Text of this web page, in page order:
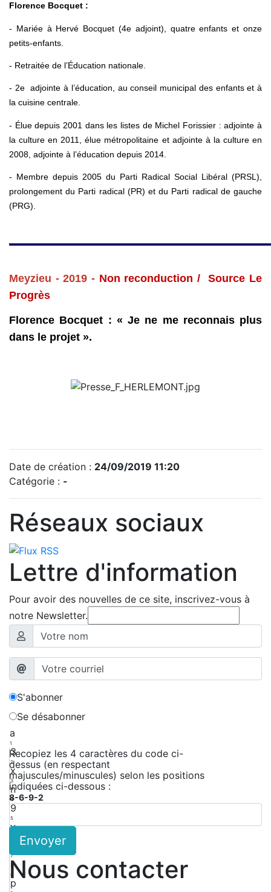
Florence Bocquet :
- Mariée à Hervé Bocquet (4e adjoint), quatre enfants et onze
petits-enfants.
- Retraitée de l’Éducation nationale.
- 2e adjointe à l’éducation, au conseil municipal des enfants et à
la cuisine centrale.
- Élue depuis 2001 dans les listes de Michel Forissier : adjointe à
la culture en 2011, élue métropolitaine et adjointe à la culture en
2008, adjointe à l’éducation depuis 2014.
- Membre depuis 2005 du Parti Radical Social Libéral (PRSL),
prolongement du Parti radical (PR) et du Parti radical de gauche
(PRG).
Meyzieu - 2019 - Non reconduction / Source Le
Progrès
Florence Bocquet : « Je ne me reconnais plus
dans le projet ».
Date de création : 24/09/2019 11:20
Catégorie : -
Réseaux sociaux
Lettre d'information
Pour avoir des nouvelles de ce site, inscrivez-vous à
notre Newsletter.
S'abonner
Se désabonner
a
1
3
2
x
3
n
4
9
5
y
7
r
8
p
Recopiez les 4 caractères du code ci-
dessus (en respectant
majuscules/minuscules) selon les positions
indiquées ci-dessous :
8-6-9-2
Envoyer
Nous contacter